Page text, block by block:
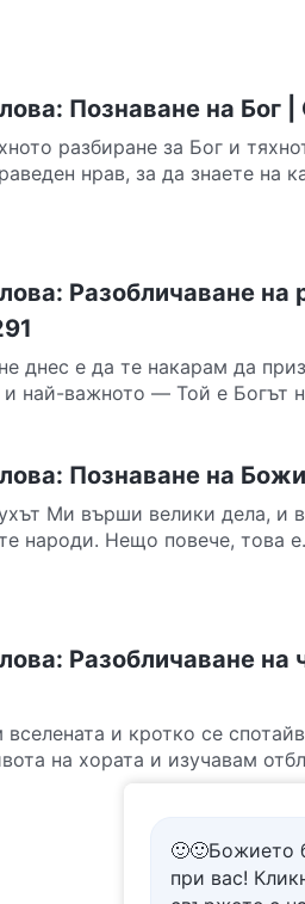
Познаване на Бог |
разбиране за Бог и
нрав, за да знаете на
Разобличаване на
днес е да те накарам да
най-важното — Той е Богът
Познаване на
Ми върши велики дела, и
народи. Нещо повече, това
Разобличаване на
и кротко се
на хората и изучавам
🙂🙂Божието
при вас!